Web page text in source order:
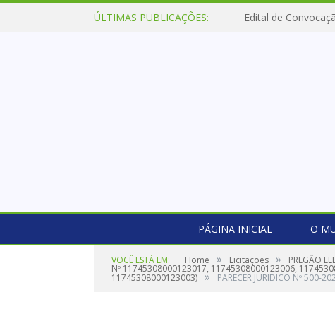
ÚLTIMAS PUBLICAÇÕES: Edital de
PÁGINA INICIAL O
VOCÊ ESTÁ EM: Home » Licitações » PREGÃO
Nº 11745308000123017, 11745308000123006,
11745308000123003) » PARECER JURIDICO Nº 500-